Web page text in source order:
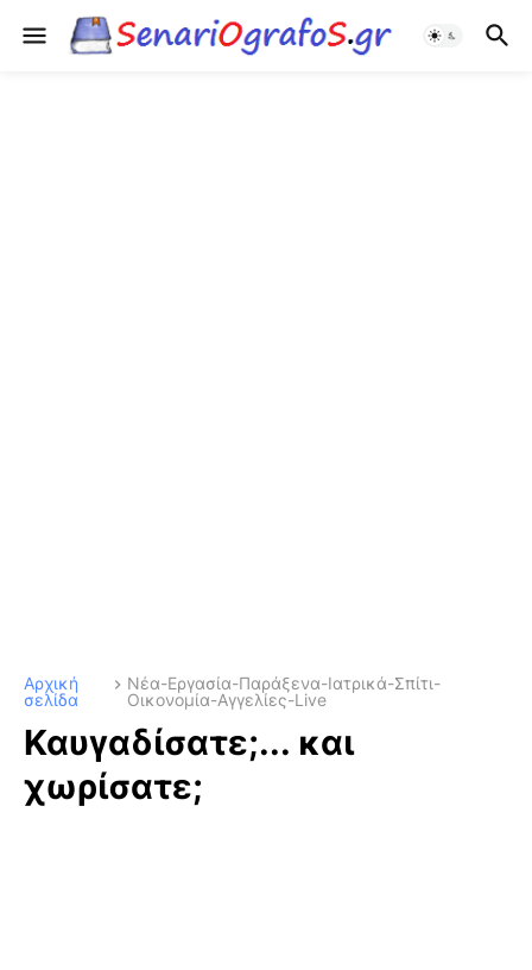
Αρχική
σελίδα
Νέα-Εργασία-Παράξενα-Ιατρικά-Σπίτι-
Οικονομία-Αγγελίες-Live
Καυγαδίσατε;... και
χωρίσατε;